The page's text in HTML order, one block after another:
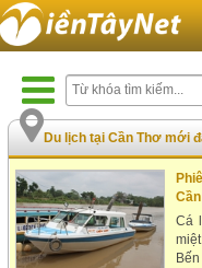
Du lịch tại Cần Thơ mới
Cá